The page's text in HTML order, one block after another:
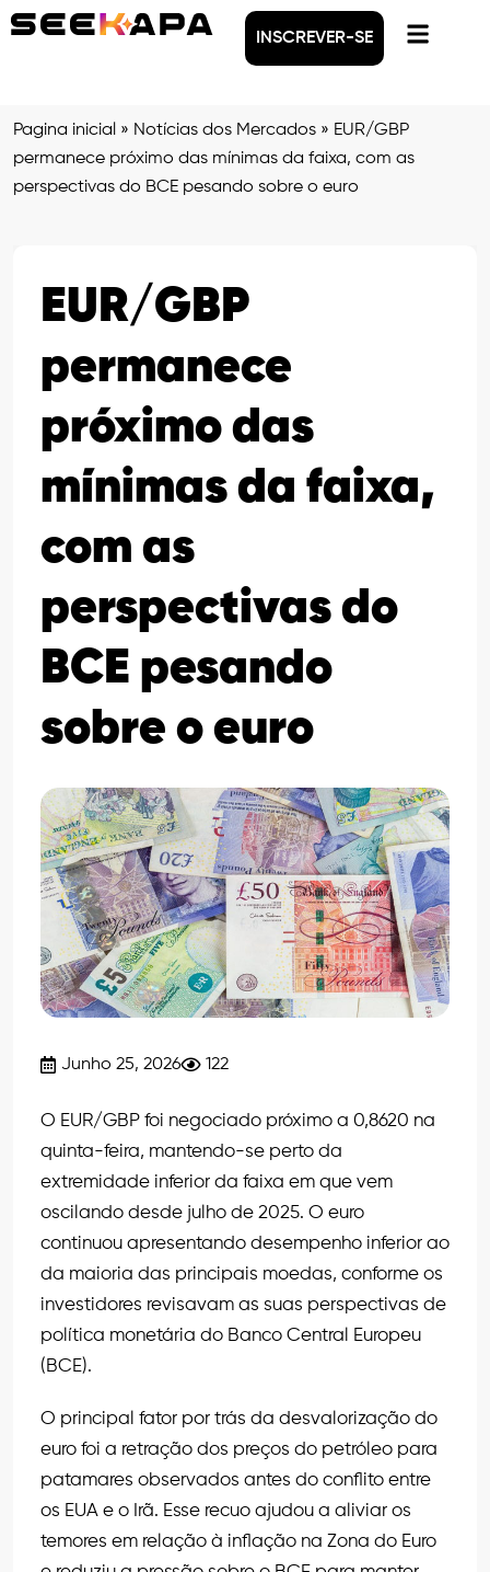
INSCREVER-SE
Pagina inicial » Notícias dos Mercados » EUR/GBP
permanece próximo das mínimas da faixa, com as
perspectivas do BCE pesando sobre o euro
EUR/GBP
permanece
próximo das
mínimas da faixa,
com as
perspectivas do
BCE pesando
sobre o euro
Junho 25, 2026 122
O EUR/GBP foi negociado próximo a 0,8620 na
quinta-feira, mantendo-se perto da
extremidade inferior da faixa em que vem
oscilando desde julho de 2025. O euro
continuou apresentando desempenho inferior ao
da maioria das principais moedas, conforme os
investidores revisavam as suas perspectivas de
política monetária do Banco Central Europeu
(BCE).
O principal fator por trás da desvalorização do
euro foi a retração dos preços do petróleo para
patamares observados antes do conflito entre
os EUA e o Irã. Esse recuo ajudou a aliviar os
temores em relação à inflação na Zona do Euro